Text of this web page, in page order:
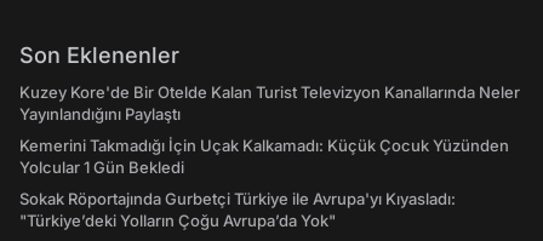
Son Eklenenler
Kuzey Kore'de Bir Otelde Kalan Turist Televizyon Kanallarında Neler
Yayınlandığını Paylaştı
Kemerini Takmadığı İçin Uçak Kalkamadı: Küçük Çocuk Yüzünden
Yolcular 1 Gün Bekledi
Sokak Röportajında Gurbetçi Türkiye ile Avrupa'yı Kıyasladı:
"Türkiye’deki Yolların Çoğu Avrupa’da Yok"